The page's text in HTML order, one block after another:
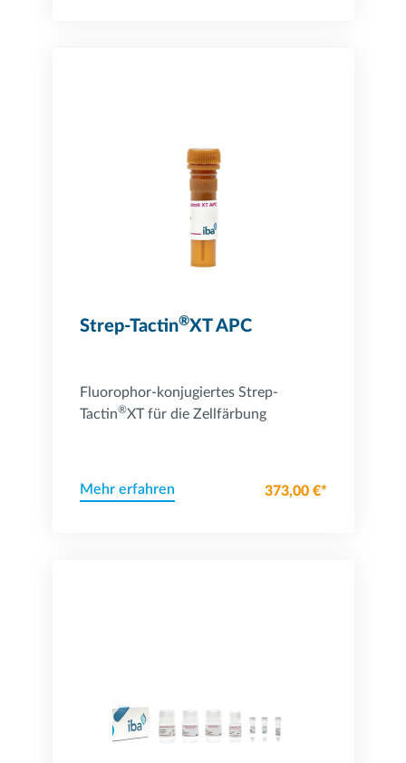
Strep-Tactin®XT APC
Fluorophor-konjugiertes Strep-
Tactin®XT für die Zellfärbung
Mehr erfahren 373,00 €*